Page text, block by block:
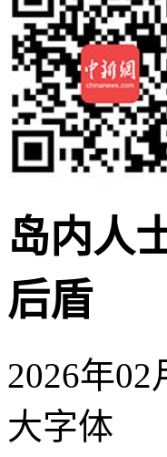
岛内人
后盾
2026年
大字体